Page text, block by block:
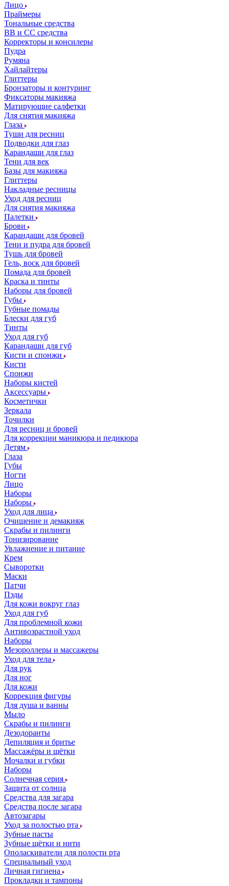
Лицо
Праймеры
Тональные средства
ВВ и СС средства
Корректоры и консилеры
Пудра
Румяна
Хайлайтеры
Глиттеры
Бронзаторы и контуринг
Фиксаторы макияжа
Матирующие салфетки
Для снятия макияжа
Глаза
Туши для ресниц
Подводки для глаз
Карандаши для глаз
Тени для век
Базы для макияжа
Глиттеры
Накладные ресницы
Уход для ресниц
Для снятия макияжа
Палетки
Брови
Карандаши для бровей
Тени и пудра для бровей
Тушь для бровей
Гель, воск для бровей
Помада для бровей
Краска и тинты
Наборы для бровей
Губы
Губные помады
Блески для губ
Тинты
Уход для губ
Карандаши для губ
Кисти и спонжи
Кисти
Спонжи
Наборы кистей
Аксессуары
Косметички
Зеркала
Точилки
Для ресниц и бровей
Для коррекции маникюра и педикюра
Детям
Глаза
Губы
Ногти
Лицо
Наборы
Наборы
Уход для лица
Очищение и демакияж
Скрабы и пилинги
Тонизирование
Увлажнение и питание
Крем
Сыворотки
Маски
Патчи
Пэды
Для кожи вокруг глаз
Уход для губ
Для проблемной кожи
Антивозрастной уход
Наборы
Мезороллеры и массажеры
Уход для тела
Для рук
Для ног
Для кожи
Коррекция фигуры
Для душа и ванны
Мыло
Скрабы и пилинги
Дезодоранты
Депиляция и бритье
Массажёры и щётки
Мочалки и губки
Наборы
Солнечная серия
Защита от солнца
Средства для загара
Средства после загара
Автозагары
Уход за полостью рта
Зубные пасты
Зубные щётки и нити
Ополаскиватели для полости рта
Специальный уход
Личная гигиена
Прокладки и тампоны